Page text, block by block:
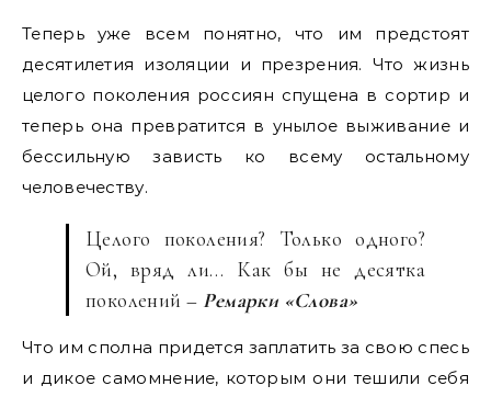
Теперь уже всем понятно, что им предстоят
десятилетия изоляции и презрения. Что жизнь
целого поколения россиян спущена в сортир и
теперь она превратится в унылое выживание и
бессильную зависть ко всему остальному
человечеству.
Целого поколения? Только одного?
Ой, вряд ли… Как бы не десятка
поколений – Ремарки «Слова»
Что им сполна придется заплатить за свою спесь
и дикое самомнение, которым они тешили себя